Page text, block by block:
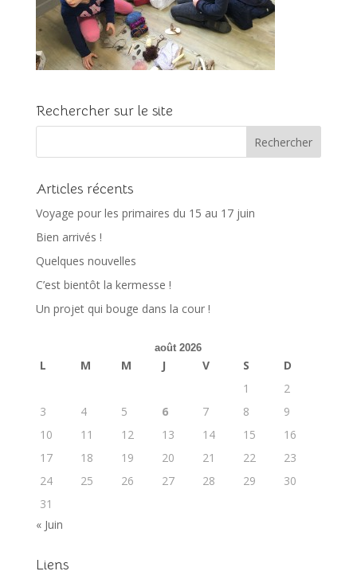
Rechercher sur le site
Articles récents
Voyage pour les primaires du 15 au 17 juin
Bien arrivés !
Quelques nouvelles
C’est bientôt la kermesse !
Un projet qui bouge dans la cour !
août 2026
L M M J V S
D
1
2
3
4 5 6 7 8
9
10
11 12 13 14 15
16
17
18 19 20 21 22
23
24
25 26 27 28 29
30
31
« Juin
Liens